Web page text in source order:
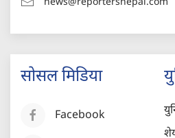
सोसल मिडिया
Facebook